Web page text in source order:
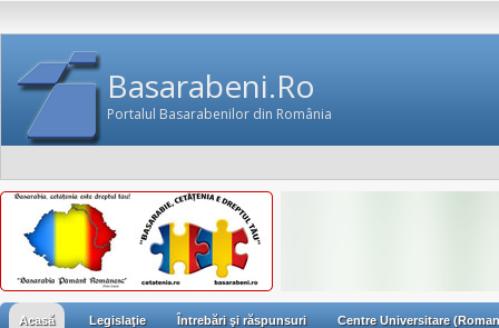
Basarabeni.Ro
Portalul Basarabenilor din România
Acasă Legislaţie Întrebări şi răspunsuri Centre Universitare